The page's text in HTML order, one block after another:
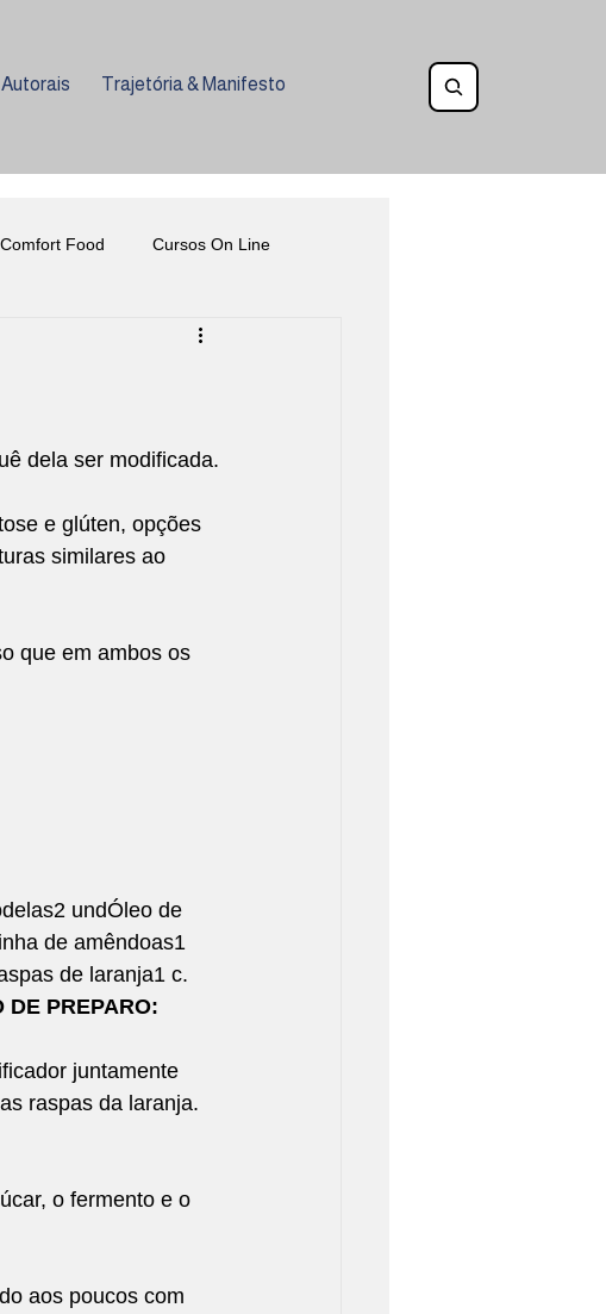
Trajetória & Manifesto
Comfort Food Cursos On Line
Gastronomia Inclusiva
Coquetelaria
dela ser modificada.
e glúten, opções
similares ao
que em ambos os
undÓleo de
de amêndoas1
de laranja1 c.
DE PREPARO:
juntamente
raspas da laranja.
o fermento e o
aos poucos com